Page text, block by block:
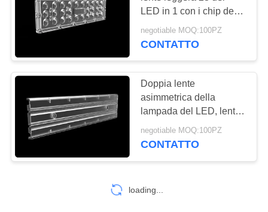
LED in 1 con i chip del
bordo/guarnizione 3030
LED del PWB
negotiable MOQ:100PZ
CONTATTO
Doppia lente
asimmetrica della
lampada del LED, lenti
di ottica del LED per il
supermercato/scaffale
negotiable MOQ:100PZ
CONTATTO
loading...